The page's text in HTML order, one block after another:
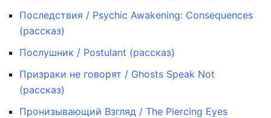
Последствия / Psychic Awakening: Consequences
(рассказ)
Послушник / Postulant (рассказ)
Призраки не говорят / Ghosts Speak Not
(рассказ)
Пронизывающий Взгляд / The Piercing Eyes